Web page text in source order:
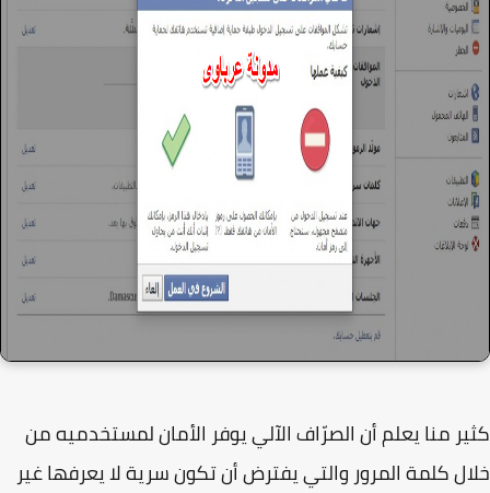
منا يعلم أن الصرّاف الآلي يوفر الأمان لمستخدميه من
كلمة المرور والتي يفترض أن تكون سرية لا يعرفها غير